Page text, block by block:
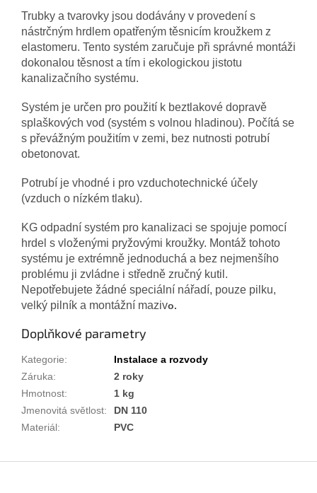
Trubky a tvarovky jsou dodávány v provedení s
nástrčným hrdlem opatřeným těsnicím kroužkem z
elastomeru. Tento systém zaručuje při správné montáži
dokonalou těsnost a tím i ekologickou jistotu
kanalizačního systému.
Systém je určen pro použití k beztlakové dopravě
splaškových vod (systém s volnou hladinou). Počítá se
s převážným použitím v zemi, bez nutnosti potrubí
obetonovat.
Potrubí je vhodné i pro vzduchotechnické účely
(vzduch o nízkém tlaku).
KG odpadní systém pro kanalizaci se spojuje pomocí
hrdel s vloženými pryžovými kroužky. Montáž tohoto
systému je extrémně jednoduchá a bez nejmenšího
problému ji zvládne i středně zručný kutil.
Nepotřebujete žádné speciální nářadí, pouze pilku,
velký pilník a montážní mazivo.
Doplňkové parametry
Kategorie:
Instalace a rozvody
Záruka:
2 roky
Hmotnost:
1 kg
Jmenovitá světlost:
DN 110
Materiál: PVC